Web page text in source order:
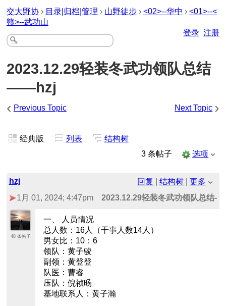
交大野协 › 目录|归档|管理 › 山野徒步 › <02>--华中 › <01>--<
赣>--武功山
登录 注册
2023.12.29轻装冬武功领队总结
——hzj
‹ Previous Topic Next Topic ›
经典版 列表
结构树
3 条帖子
选项
hzj 回复 |结构树 |更多
1月 01, 2024; 4:47pm
2023.12.29轻装冬武功领队总结
48 条帖子
一、 人员情况
总人数：16人（干事人数14人）
男女比：10：6
领队：黄子骏
副领：黄登登
队医：曹睿
压队：倪祯旸
基地联系人：黄子瀚